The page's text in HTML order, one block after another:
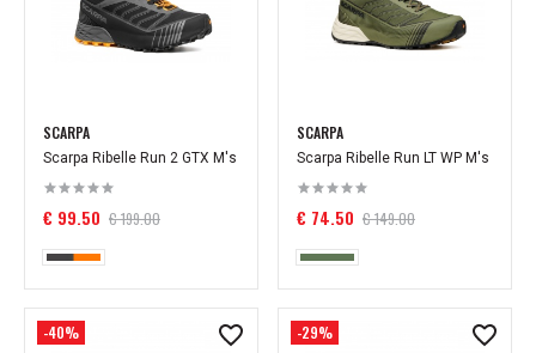
SCARPA
Scarpa Ribelle Run 2 GTX M's
€ 99.50 € 199.00
SCARPA
Scarpa Ribelle Run LT WP M's
€ 74.50 € 149.00
-40% -29%